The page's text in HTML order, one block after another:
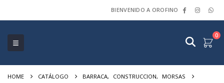
BIENVENIDO A OROFINO
0
HOME CATÁLOGO BARRACA, CONSTRUCCION,
MORSAS